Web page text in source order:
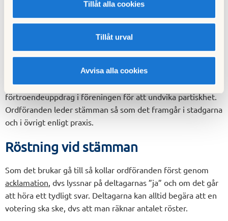
Tillåt alla cookies
Tillåt urval
Avvisa alla cookies
eller flera avgifter.
Ordförande vid stämman
Stämman väljer ordförande men föreslagen ordförande
brukar vara en som inte bor i föreningen eller har
förtroendeuppdrag i föreningen för att undvika partiskhet.
Ordföranden leder stämman så som det framgår i stadgarna
och i övrigt enligt praxis.
Röstning vid stämman
Som det brukar gå till så kollar ordföranden först genom
acklamation, dvs lyssnar på deltagarnas ”ja” och om det går
att höra ett tydligt svar. Deltagarna kan alltid begära att en
votering ska ske, dvs att man räknar antalet röster.